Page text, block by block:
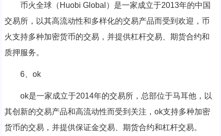
币火全球（Huobi Global）是一家成立于2013年的中国
交易所，以其高流动性和多样化的交易产品而受到欢迎，币
火支持多种加密货币的交易，并提供杠杆交易、期货合约和
质押服务。
6、ok
ok是一家成立于2014年的交易所，总部位于马耳他，以
其创新的交易产品和高流动性而受到关注，ok支持多种加密
货币的交易，并提供保证金交易、期货合约和杠杆交易。